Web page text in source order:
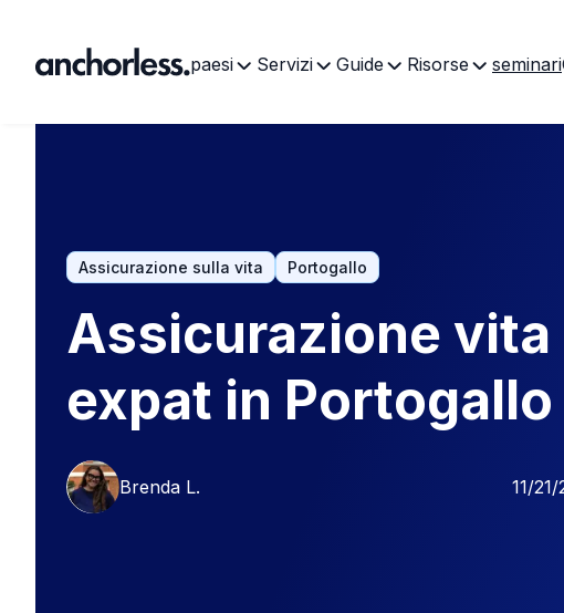
paesi Servizi Guide Risorse seminari
Assicurazione sulla vita Portogallo
Assicurazione vita
expat in Portogallo
Brenda L. 11/